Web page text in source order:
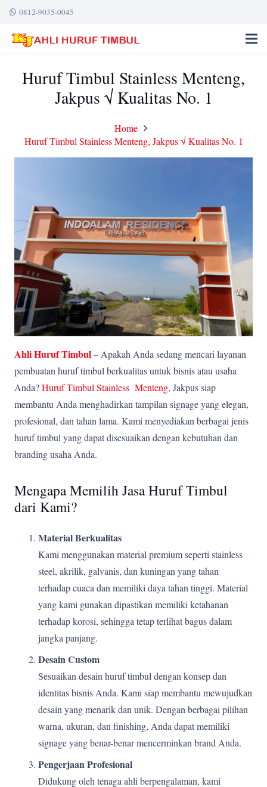
0812-9035-0045
Huruf Timbul Stainless Menteng,
Jakpus √ Kualitas No. 1
Home
Huruf Timbul Stainless Menteng, Jakpus √ Kualitas No. 1
Ahli Huruf Timbul– Apakah Anda sedang mencari layanan
pembuatan huruf timbul berkualitas untuk bisnis atau usaha
Anda?Huruf Timbul Stainless Menteng, Jakpus siap
membantu Anda menghadirkan tampilan signage yang elegan,
profesional, dan tahan lama. Kami menyediakan berbagai jenis
huruf timbul yang dapat disesuaikan dengan kebutuhan dan
branding usaha Anda.
Mengapa Memilih Jasa Huruf Timbul
dari Kami?
Material Berkualitas
Kami menggunakan material premium seperti stainless
steel, akrilik, galvanis, dan kuningan yang tahan
terhadap cuaca dan memiliki daya tahan tinggi. Material
yang kami gunakan dipastikan memiliki ketahanan
terhadap korosi, sehingga tetap terlihat bagus dalam
jangka panjang.
Desain Custom
Sesuaikan desain huruf timbul dengan konsep dan
identitas bisnis Anda. Kami siap membantu mewujudkan
desain yang menarik dan unik. Dengan berbagai pilihan
warna, ukuran, dan finishing, Anda dapat memiliki
signage yang benar-benar mencerminkan brand Anda.
Pengerjaan Profesional
Didukung oleh tenaga ahli berpengalaman, kami